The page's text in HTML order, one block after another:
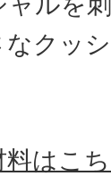
なクッ
はこ